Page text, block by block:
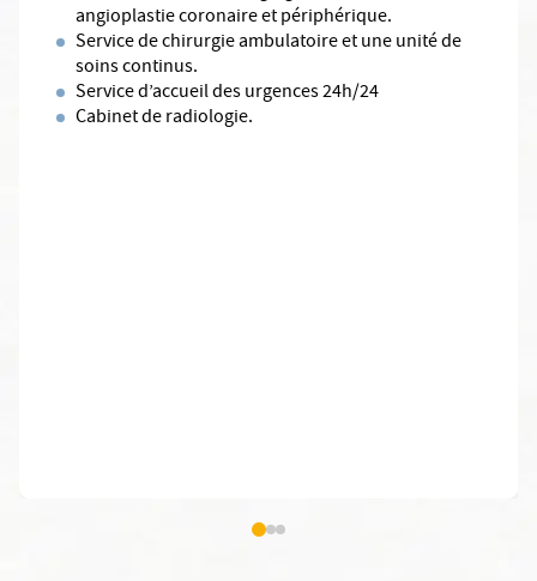
angioplastie coronaire et périphérique.
Service de chirurgie ambulatoire et une unité de
soins continus.
Service d’accueil des urgences 24h/24
Cabinet de radiologie.